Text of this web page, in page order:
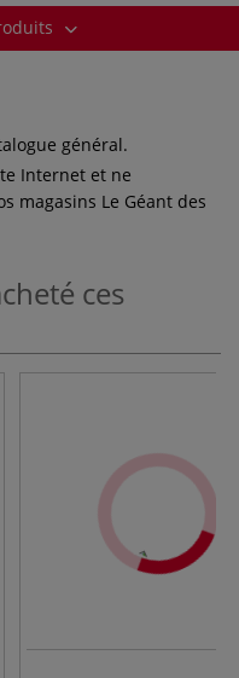
général.
Internet et ne
magasins Le Géant des
ces